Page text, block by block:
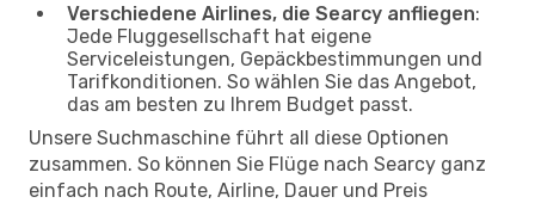
Verschiedene Airlines, die Searcy anfliegen:
Jede Fluggesellschaft hat eigene
Serviceleistungen, Gepäckbestimmungen und
Tarifkonditionen. So wählen Sie das Angebot,
das am besten zu Ihrem Budget passt.
Unsere Suchmaschine führt all diese Optionen
zusammen. So können Sie Flüge nach Searcy ganz
einfach nach Route, Airline, Dauer und Preis